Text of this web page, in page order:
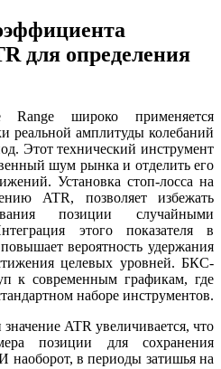
для определения
Range широко применяется
реальной амплитуды колебаний
Этот технический инструмент
шум рынка и отделить его
Установка стоп-лосса на
ATR, позволяет избежать
позиции случайными
этого показателя в
вероятность удержания
целевых уровней. БКС-
к современным графикам, где
наборе инструментов.
ATR увеличивается, что
позиции для сохранения
наоборот, в периоды затишья на